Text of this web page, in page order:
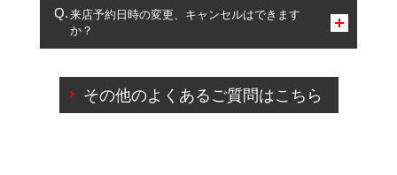
複数サービスのご予約は可能です。
一部の商品・サービスの組み合わせに限り、同時にご予約が
出来ないものもございます。
来店予約日時の変更、キャンセルはできます
か？
ご来店予約日の3営業日前を過ぎている場合のご予約
の日時変更につきましては、直接ご予約の店舗まで
その他のよくあるご質問はこちら